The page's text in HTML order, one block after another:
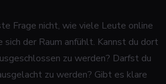
Frage nicht, wie viele Leute online
der Raum anfühlt. Kannst du dort
zu werden? Darfst du
zu werden? Gibt es klare